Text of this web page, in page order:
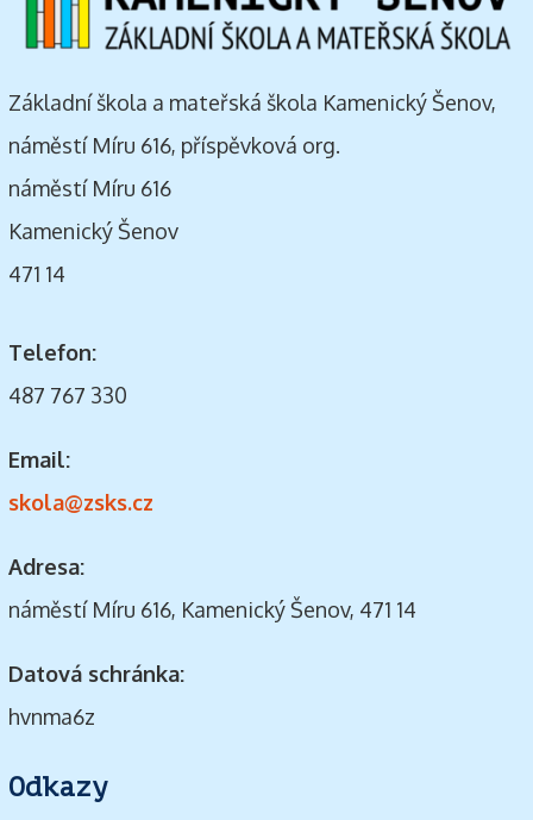
Základní škola a mateřská škola Kamenický Šenov,
náměstí Míru 616, příspěvková org.
náměstí Míru 616
Kamenický Šenov
471 14
Telefon:
487 767 330
Email:
skola@zsks.cz
Adresa:
náměstí Míru 616, Kamenický Šenov, 471 14
Datová schránka:
hvnma6z
Odkazy